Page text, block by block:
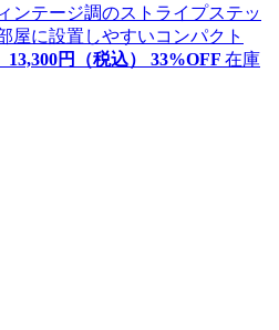
ンテージ調のストライプステッ
屋に設置しやすいコンパクト
13,300円（税込） 33%OFF 在庫